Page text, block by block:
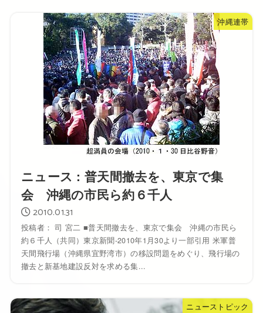
沖縄連帯
ニュース : 普天間撤去を、東京で集
会 沖縄の市民ら約６千人
2010.01.31
投稿者： 司 宮二 ■普天間撤去を、東京で集会 沖縄の市民ら
約６千人（共同）東京新聞-2010年1月30より一部引用 米軍普
天間飛行場（沖縄県宜野湾市）の移設問題をめぐり、飛行場の
撤去と新基地建設反対を求める集...
ニューストピック